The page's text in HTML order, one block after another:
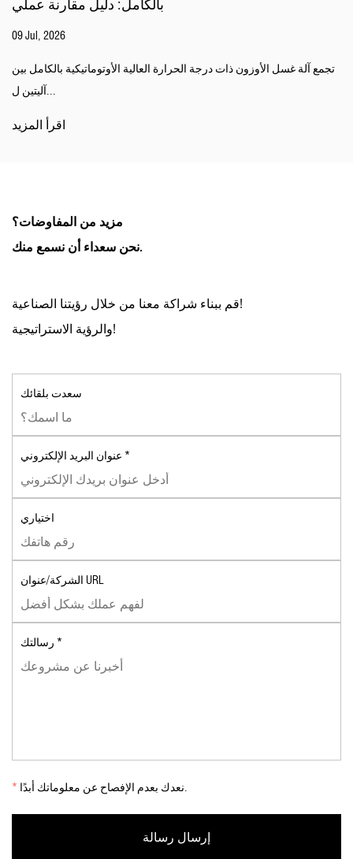
بالكامل: دليل مقارنة عملي
09 Jul, 2026
تجمع آلة غسل الأوزون ذات درجة الحرارة العالية الأوتوماتيكية بالكامل بين
اقرأ المزيد
مزيد من المفاوضات؟
نحن سعداء أن نسمع منك.
قم ببناء شراكة معنا من خلال رؤيتنا الصناعية!
والرؤية الاستراتيجية!
سعدت بلقائك
عنوان البريد الإلكتروني *
اختياري
الشركة/عنوان URL
رسالتك *
*
إرسال رسالة